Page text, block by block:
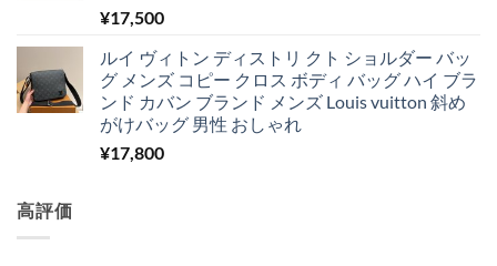
¥17,500
ルイ ヴィトン ディストリ クト ショルダー バッ
グ メンズ コピー クロス ボディ バッグ ハイ ブラ
ンド カバン ブランド メンズ Louis vuitton 斜め
がけバッグ 男性 おしゃれ
¥17,800
高評価